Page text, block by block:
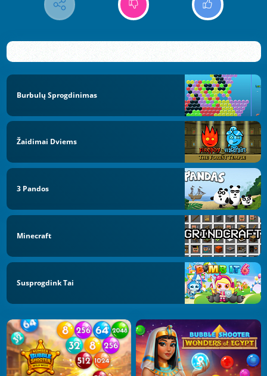
Burbulų Sprogdinimas
Žaidimai Dviems
3 Pandos
Minecraft
Susprogdink Tai